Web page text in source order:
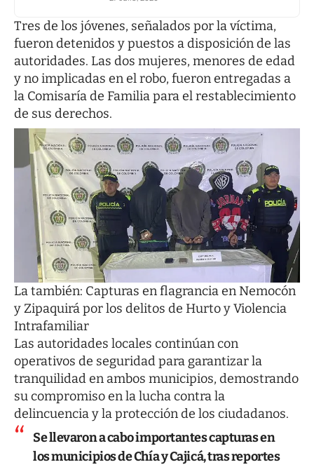
Tres de los jóvenes, señalados por la víctima,
fueron detenidos y puestos a disposición de las
autoridades. Las dos mujeres, menores de edad
y no implicadas en el robo, fueron entregadas a
la Comisaría de Familia para el restablecimiento
de sus derechos.
La también: Capturas en flagrancia en Nemocón
y Zipaquirá por los delitos de Hurto y Violencia
Intrafamiliar
Las autoridades locales continúan con
operativos de seguridad para garantizar la
tranquilidad en ambos municipios, demostrando
su compromiso en la lucha contra la
delincuencia y la protección de los ciudadanos.
Se llevaron a cabo importantes capturas en
los municipios de Chía y Cajicá, tras reportes